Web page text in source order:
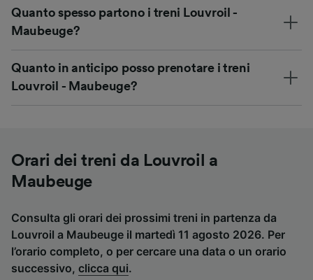
Quanto spesso partono i treni Louvroil -
Maubeuge?
Quanto in anticipo posso prenotare i treni
Louvroil - Maubeuge?
Orari dei treni da Louvroil a
Maubeuge
Consulta gli orari dei prossimi treni in partenza da
Louvroil a Maubeuge il martedì 11 agosto 2026. Per
l’orario completo, o per cercare una data o un orario
successivo, clicca qui.